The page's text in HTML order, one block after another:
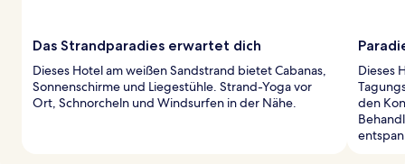
Das Strandparadies erwartet dich
Dieses Hotel am weißen Sandstrand bietet Cabanas,
Sonnenschirme und Liegestühle. Strand-Yoga vor
Ort, Schnorcheln und Windsurfen in der Nähe.
Dieses
den